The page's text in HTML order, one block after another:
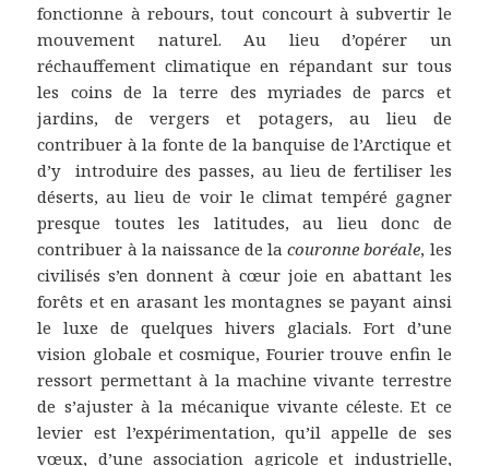
fonctionne à rebours, tout concourt à subvertir le
mouvement naturel. Au lieu d’opérer un
réchauffement climatique en répandant sur tous
les coins de la terre des myriades de parcs et
jardins, de vergers et potagers, au lieu de
contribuer à la fonte de la banquise de l’Arctique et
d’y introduire des passes, au lieu de fertiliser les
déserts, au lieu de voir le climat tempéré gagner
presque toutes les latitudes, au lieu donc de
contribuer à la naissance de lacouronne boréale, les
civilisés s’en donnent à cœur joie en abattant les
forêts et en arasant les montagnes se payant ainsi
le luxe de quelques hivers glacials. Fort d’une
vision globale et cosmique, Fourier trouve enfin le
ressort permettant à la machine vivante terrestre
de s’ajuster à la mécanique vivante céleste. Et ce
levier est l’expérimentation, qu’il appelle de ses
vœux, d’une association agricole et industrielle,